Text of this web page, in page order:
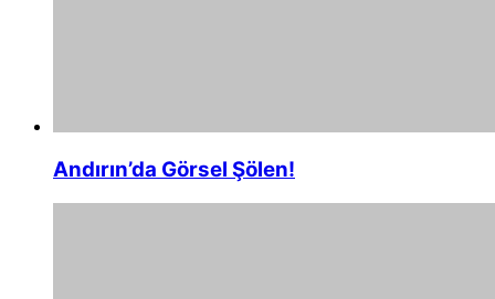
Andırın’da Görsel Şölen!